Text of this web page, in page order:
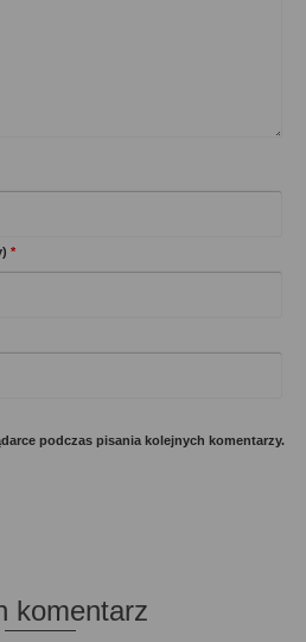
*
podczas pisania kolejnych komentarzy.
komentarz